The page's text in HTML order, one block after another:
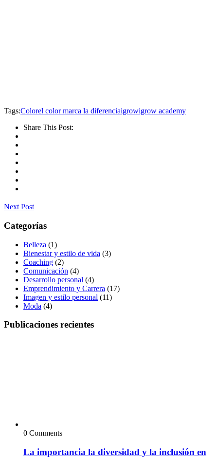
Tags:Colorel color marca la diferenciaigrowigrow academy
Share This Post:
Next Post
Categorías
Belleza (1)
Bienestar y estilo de vida (3)
Coaching (2)
Comunicación (4)
Desarrollo personal (4)
Emprendimiento y Carrera (17)
Imagen y estilo personal (11)
Moda (4)
Publicaciones recientes
0 Comments
La importancia la diversidad y la inclusión en